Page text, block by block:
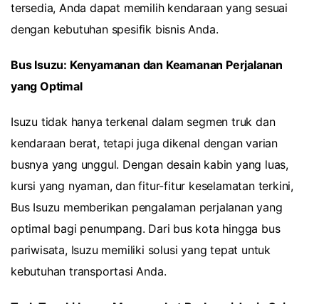
tersedia, Anda dapat memilih kendaraan yang sesuai
dengan kebutuhan spesifik bisnis Anda.
Bus Isuzu: Kenyamanan dan Keamanan Perjalanan
yang Optimal
Isuzu tidak hanya terkenal dalam segmen truk dan
kendaraan berat, tetapi juga dikenal dengan varian
busnya yang unggul. Dengan desain kabin yang luas,
kursi yang nyaman, dan fitur-fitur keselamatan terkini,
Bus Isuzu memberikan pengalaman perjalanan yang
optimal bagi penumpang. Dari bus kota hingga bus
pariwisata, Isuzu memiliki solusi yang tepat untuk
kebutuhan transportasi Anda.